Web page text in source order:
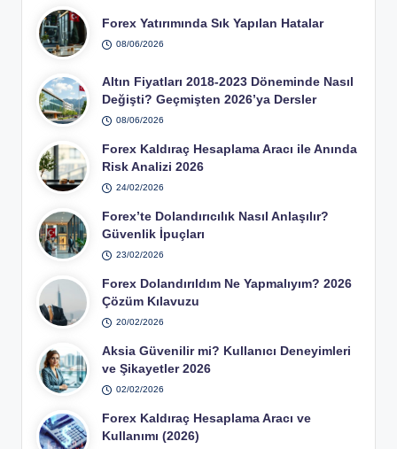
Forex Yatırımında Sık Yapılan Hatalar
08/06/2026
Altın Fiyatları 2018-2023 Döneminde Nasıl
Değişti? Geçmişten 2026’ya Dersler
08/06/2026
Forex Kaldıraç Hesaplama Aracı ile Anında
Risk Analizi 2026
24/02/2026
Forex’te Dolandırıcılık Nasıl Anlaşılır?
Güvenlik İpuçları
23/02/2026
Forex Dolandırıldım Ne Yapmalıyım? 2026
Çözüm Kılavuzu
20/02/2026
Aksia Güvenilir mi? Kullanıcı Deneyimleri
ve Şikayetler 2026
02/02/2026
Forex Kaldıraç Hesaplama Aracı ve
Kullanımı (2026)